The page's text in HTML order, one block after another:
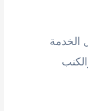
الخدمة